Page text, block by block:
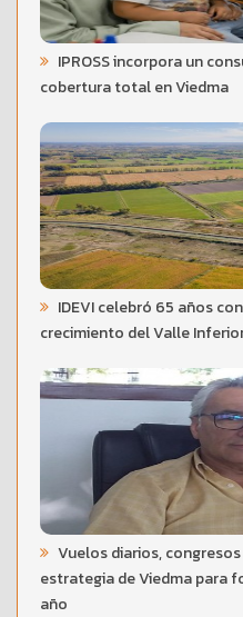
IPROSS incorpora un
cobertura total en Viedma
IDEVI celebró 65 años
crecimiento del Valle
Vuelos diarios,
estrategia de Viedma para
año